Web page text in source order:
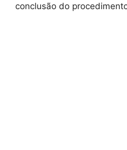
conclusão do